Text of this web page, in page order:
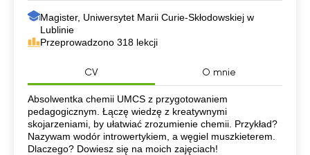
Magister, Uniwersytet Marii Curie-Skłodowskiej w
Lublinie
Przeprowadzono 318 lekcji
CV O mnie
CV
Absolwentka chemii UMCS z przygotowaniem
pedagogicznym. Łączę wiedzę z kreatywnymi
skojarzeniami, by ułatwiać zrozumienie chemii. Przykład?
Nazywam wodór introwertykiem, a węgiel muszkieterem.
Dlaczego? Dowiesz się na moich zajęciach!